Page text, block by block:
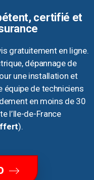
certifié et
gratuitement en ligne.
dépannage de
une installation et
équipe de techniciens
en moins de 30
l’Ile-de-France
).